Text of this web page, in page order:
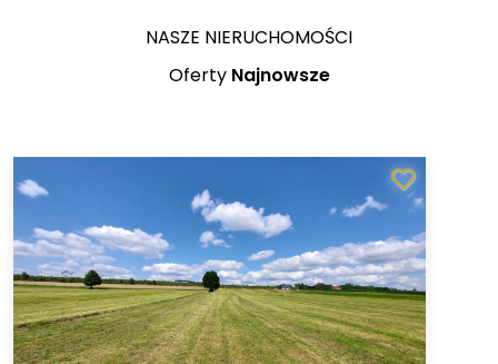
NASZE NIERUCHOMOŚCI
Oferty Najnowsze